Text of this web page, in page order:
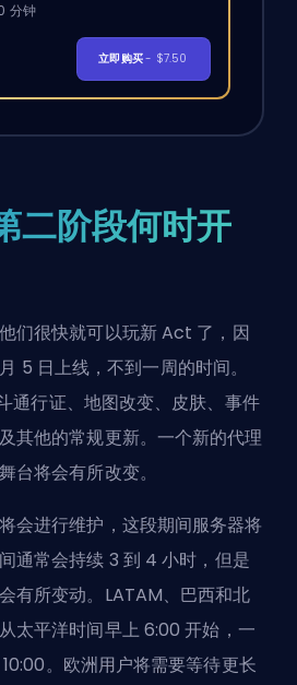
分钟
立即购买- $7.50
二阶段何时开
们很快就可以玩新 Act 了，因
5 日上线，不到一周的时间。
通行证、地图改变、皮肤、事件
其他的常规更新。一个新的代理
台将会有所改变。
会进行维护，这段期间服务器将
通常会持续 3 到 4 小时，但是
有所变动。LATAM、巴西和北
太平洋时间早上 6:00 开始，一
。欧洲用户将需要等待更长